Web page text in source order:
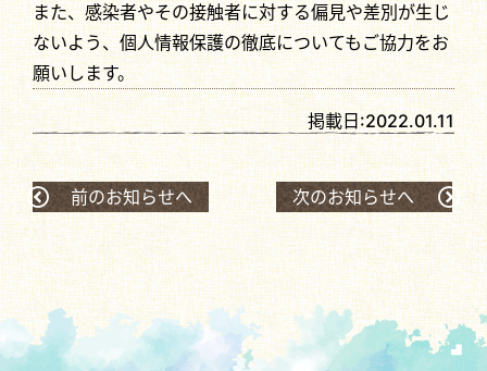
また、感染者やその接触者に対する偏見や差別が生じ
ないよう、個人情報保護の徹底についてもご協力をお
願いします。
掲載日:2022.01.11
前のお知らせへ 次のお知らせへ